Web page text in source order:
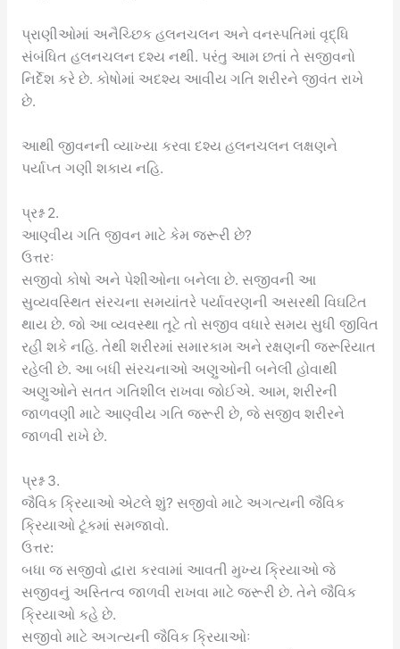
પ્રાણીઓમાં અનૈચ્છિક હલનચલન અને વનસ્પતિમાં વૃદ્ધિ
સંબંધિત હલનચલન દશ્ય નથી. પરંતુ આમ છતાં તે સજીવનો
નિર્દેશ કરે છે. કોષોમાં અદશ્ય આવીય ગતિ શરીરને જીવંત રાખે
છે.
આથી જીવનની વ્યાખ્યા કરવા દશ્ય હલનચલન લક્ષણને
પર્યાપ્ત ગણી શકાય નહિ.
પ્રશ્ન 2.
આણ્વીય ગતિ જીવન માટે કેમ જરૂરી છે?
ઉત્તરઃ
સજીવો કોષો અને પેશીઓના બનેલા છે. સજીવની આ
સુવ્યવસ્થિત સંરચના સમયાંતરે પર્યાવરણની અસરથી વિઘટિત
થાય છે. જો આ વ્યવસ્થા તૂટે તો સજીવ વધારે સમય સુધી જીવિત
રહી શકે નહિ. તેથી શરીરમાં સમારકામ અને રક્ષણની જરૂરિયાત
રહેલી છે. આ બધી સંરચનાઓ અણુઓની બનેલી હોવાથી
અણુઓને સતત ગતિશીલ રાખવા જોઈએ. આમ, શરીરની
જાળવણી માટે આણ્વીય ગતિ જરૂરી છે, જે સજીવ શરીરને
જાળવી રાખે છે.
પ્રશ્ન 3.
જૈવિક ક્રિયાઓ એટલે શું? સજીવો માટે અગત્યની જૈવિક
ક્રિયાઓ ટૂંકમાં સમજાવો.
ઉત્તર:
બધા જ સજીવો દ્વારા કરવામાં આવતી મુખ્ય ક્રિયાઓ જે
સજીવનું અસ્તિત્વ જાળવી રાખવા માટે જરૂરી છે. તેને જૈવિક
ક્રિયાઓ કહે છે.
સજીવો માટે અગત્યની જૈવિક ક્રિયાઓઃ